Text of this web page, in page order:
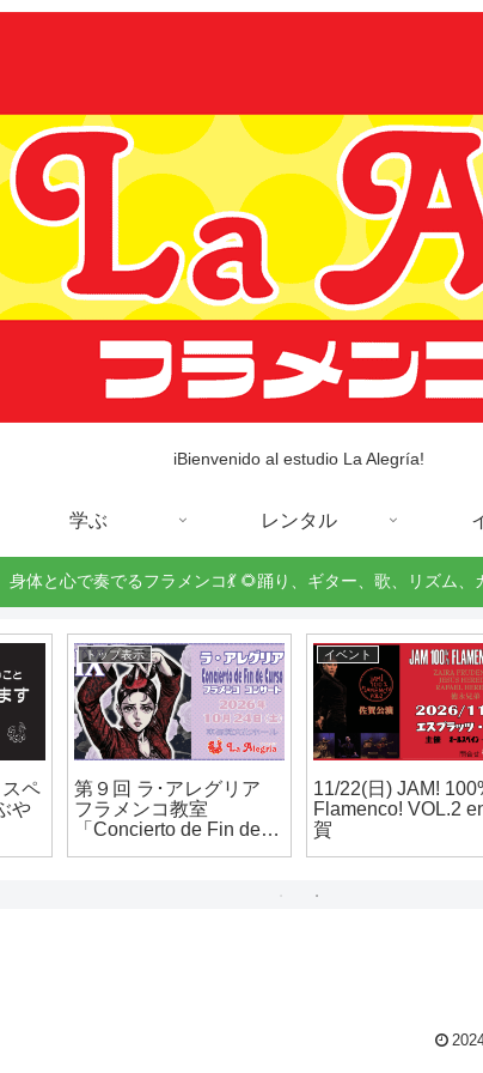
iBienvenido al estudio La Alegría!
学ぶ レンタル
体と心で奏でるフラメンコ💃 🌻踊り、ギター、歌、リズム
い
イベント
11/23(月祝) サイラ・プ
ルデンシオ クルシージ
ョ en 佐賀
お知らせ
フラメンコのこと💃
インのこと 毎日つ
いてます！